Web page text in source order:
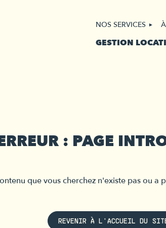
NOS SERVICES
GESTION
: PAGE
que vous cherchez n'existe pas ou a
REVENIR À L'ACCUEIL DU